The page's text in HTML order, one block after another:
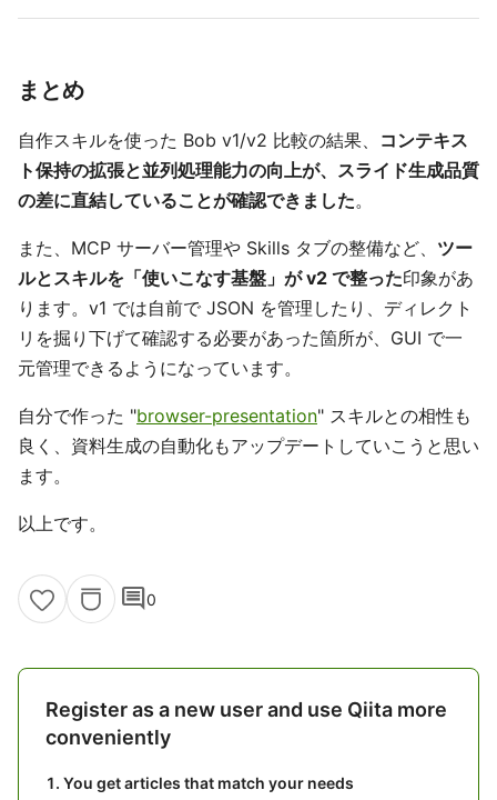
まとめ
自作スキルを使った Bob v1/v2 比較の結果、 コンテキス
ト保持の拡張と並列処理能力の向上が、スライド生成品質
の差に直結していることが確認できました。
また、MCP サーバー管理や Skills タブの整備など、 ツー
ルとスキルを「使いこなす基盤」が v2 で整った印象があ
ります。v1 では自前で JSON を管理したり、ディレクト
リを掘り下げて確認する必要があった箇所が、GUI で一
元管理できるようになっています。
自分で作った "browser-presentation" スキルとの相性も
良く、資料生成の自動化もアップデートしていこうと思い
ます。
以上です。
comment0
Register as a new user and use Qiita more
conveniently
You get articles that match your needs